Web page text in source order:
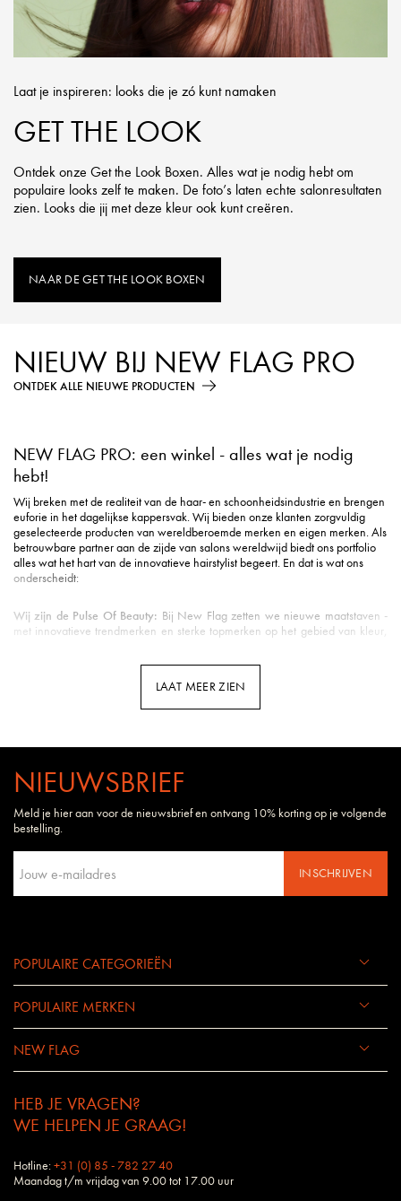
Laat je inspireren: looks die je zó kunt namaken
GET THE LOOK
Ontdek onze Get the Look Boxen. Alles wat je nodig hebt om
populaire looks zelf te maken. De foto’s laten echte salonresultaten
zien. Looks die jij met deze kleur ook kunt creëren.
NAAR DE GET THE LOOK BOXEN
NIEUW BIJ NEW FLAG PRO
ONTDEK ALLE NIEUWE PRODUCTEN
NEW FLAG PRO: een winkel - alles wat je nodig
hebt!
Wij breken met de realiteit van de haar- en schoonheidsindustrie en brengen
euforie in het dagelijkse kappersvak. Wij bieden onze klanten zorgvuldig
geselecteerde producten van wereldberoemde merken en eigen merken. Als
betrouwbare partner aan de zijde van salons wereldwijd biedt ons portfolio
alles wat het hart van de innovatieve hairstylist begeert. En dat is wat ons
onderscheidt:
Wij zijn de Pulse Of Beauty: Bij New Flag zetten we nieuwe maatstaven -
met innovatieve trendmerken en sterke topmerken op het gebied van kleur,
: Milieuvriendelijke verpakking is voor ons een eerste
: Uw pakket is gemiddeld binnen 3 werkdagen bij u binnen
kappers op meerdere kanalen - van YouTube tot Facebook en Instagram tot
webinars en seminars in de salon.
Daarom begrijpen wij uw wensen en eisen als geen ander bedrijf.
LAAT MEER ZIEN
NIEUWSBRIEF
Meld je hier aan voor de nieuwsbrief en ontvang 10% korting op je volgende
bestelling.
INSCHRIJVEN
POPULAIRE CATEGORIEËN
POPULAIRE MERKEN
NEW FLAG
HEB JE VRAGEN?
WE HELPEN JE GRAAG!
Hotline:+31 (0) 85 - 782 27 40
Maandag t/m vrijdag van 9.00 tot 17.00 uur